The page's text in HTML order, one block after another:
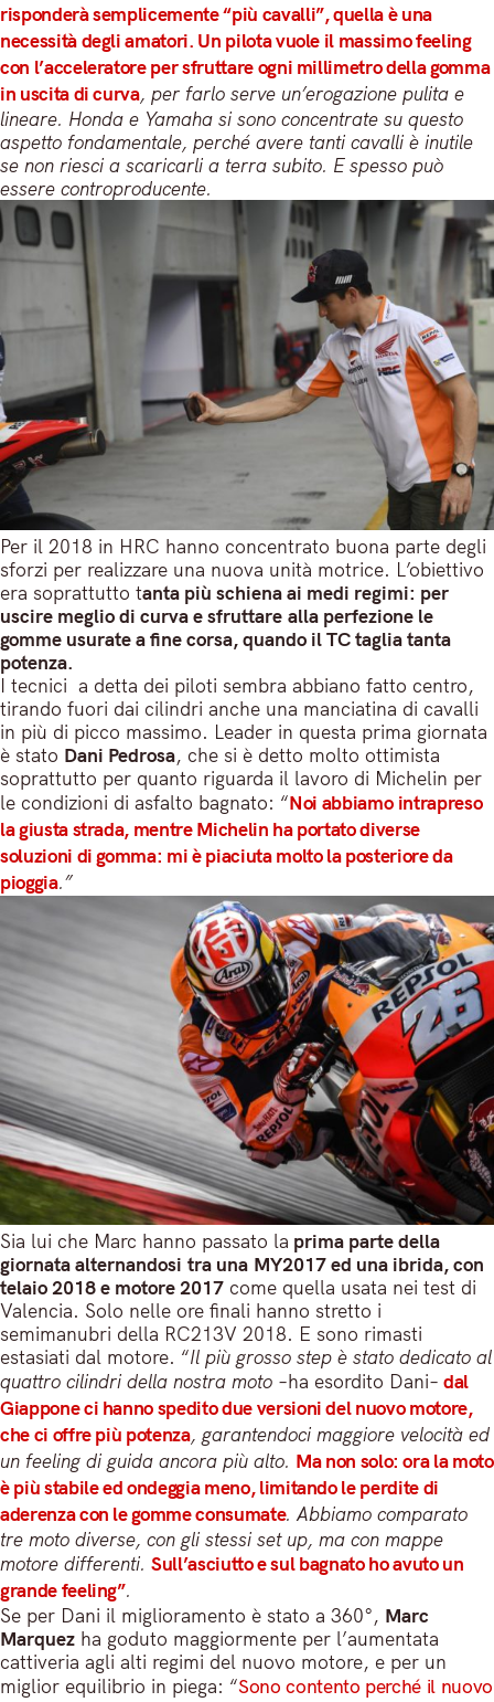
risponderà semplicemente “più cavalli”, quella è una
necessità degli amatori. Un pilota vuole il massimo feeling
con l’acceleratore per sfruttare ogni millimetro della gomma
in uscita di curva, per farlo serve un’erogazione pulita e
lineare. Honda e Yamaha si sono concentrate su questo
aspetto fondamentale, perché avere tanti cavalli è inutile
se non riesci a scaricarli a terra subito. E spesso può
essere controproducente.
Per il 2018 in HRC hanno concentrato buona parte degli
sforzi per realizzare una nuova unità motrice. L’obiettivo
era soprattutto tanta più schiena ai medi regimi: per
uscire meglio di curva e sfruttare alla perfezione le
gomme usurate a fine corsa, quando il TC taglia tanta
potenza.
I tecnici a detta dei piloti sembra abbiano fatto centro,
tirando fuori dai cilindri anche una manciatina di cavalli
in più di picco massimo. Leader in questa prima giornata
è stato Dani Pedrosa, che si è detto molto ottimista
soprattutto per quanto riguarda il lavoro di Michelin per
le condizioni di asfalto bagnato: “Noi abbiamo intrapreso
la giusta strada, mentre Michelin ha portato diverse
soluzioni di gomma: mi è piaciuta molto la posteriore da
pioggia.”
Sia lui che Marc hanno passato la prima parte della
giornata alternandosi tra una MY2017 ed una ibrida, con
telaio 2018 e motore 2017 come quella usata nei test di
Valencia. Solo nelle ore finali hanno stretto i
semimanubri della RC213V 2018. E sono rimasti
estasiati dal motore. “Il più grosso step è stato dedicato al
quattro cilindri della nostra moto –ha esordito Dani– dal
Giappone ci hanno spedito due versioni del nuovo motore,
che ci offre più potenza, garantendoci maggiore velocità ed
un feeling di guida ancora più alto. Ma non solo: ora la moto
è più stabile ed ondeggia meno, limitando le perdite di
aderenza con le gomme consumate. Abbiamo comparato
tre moto diverse, con gli stessi set up, ma con mappe
motore differenti. Sull’asciutto e sul bagnato ho avuto un
grande feeling”.
Se per Dani il miglioramento è stato a 360°, Marc
Marquez ha goduto maggiormente per l’aumentata
cattiveria agli alti regimi del nuovo motore, e per un
miglior equilibrio in piega: “Sono contento perché il nuovo